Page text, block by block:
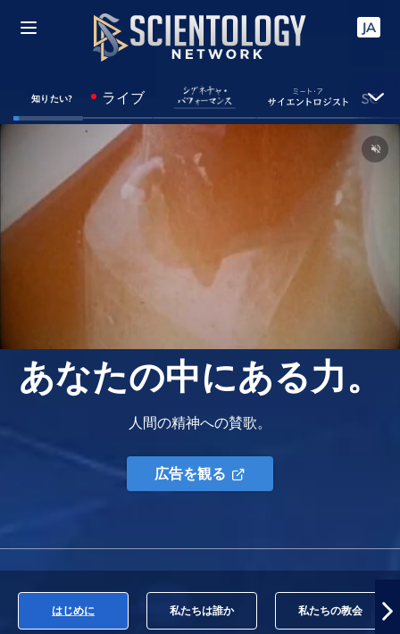
JA
知りたい? ライブ
あなたの中にある力。
人間の精神への賛歌。
広告を観る
はじめに 私たちは誰か 私たちの教会